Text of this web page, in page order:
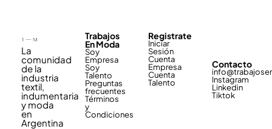
La
comunidad
de la
industria
textil,
indumentaria
y moda
en
Argentina
Trabajos
En Moda
Soy
Empresa
Soy
Talento
Preguntas
frecuentes
Términos
y
Condiciones
Registrate
Iniciar
Sesión
Cuenta
Empresa
Cuenta
Talento
Contacto
Instagram
Linkedin
Tiktok